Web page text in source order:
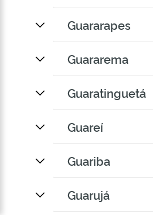
Guararapes
Guararema
Guaratinguetá
Guareí
Guariba
Guarujá